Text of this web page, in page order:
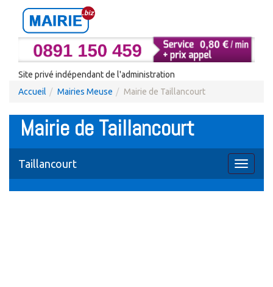
Site privé indépendant de l'administration
Accueil
Mairies Meuse Mairie de Taillancourt
Mairie de Taillancourt
Toggle
Taillancourt